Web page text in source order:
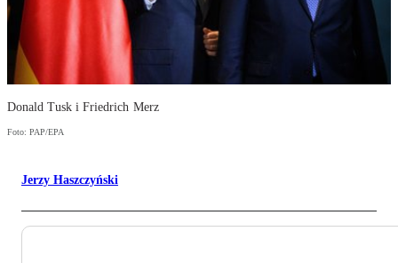
Donald Tusk i Friedrich Merz
Foto: PAP/EPA
Jerzy Haszczyński